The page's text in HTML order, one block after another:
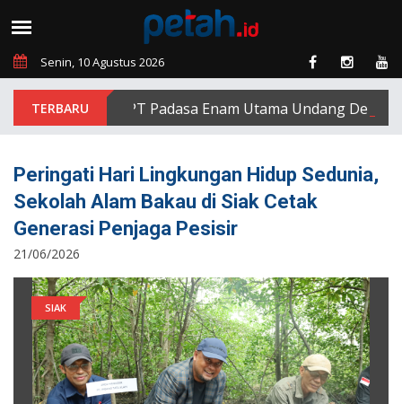
Senin, 10 Agustus 2026
PT Padasa Enam Utama Undang
Peringati Hari Lingkungan Hidup Sedunia,
Sekolah Alam Bakau di Siak Cetak
Generasi Penjaga Pesisir
21/06/2026
SIAK